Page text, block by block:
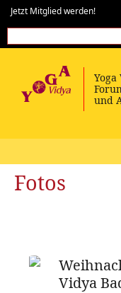
Jetzt Mitglied werden!
Fotos
Vidya